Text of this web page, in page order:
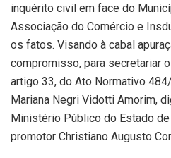
inquérito civil em face do
Associação do Comércio e
os fatos. Visando à cabal
compromisso, para secretariar
artigo 33, do Ato Normativo
Mariana Negri Vidotti Amorim,
Ministério Público do Estado de
promotor Christiano Augusto